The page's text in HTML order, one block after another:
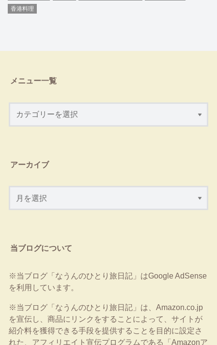
香港料理
メニュー一覧
アーカイブ
当ブログについて
※当ブログ「なうんのひとり旅日記」はGoogle AdSense
を利用しています。
※当ブログ「なうんのひとり旅日記」は、Amazon.co.jp
を宣伝し、商品にリンクをすることによって、サイトが
紹介料を獲得できる手段を提供することを目的に設定さ
れた、アフィリエイト宣伝プログラムである「Amazonア